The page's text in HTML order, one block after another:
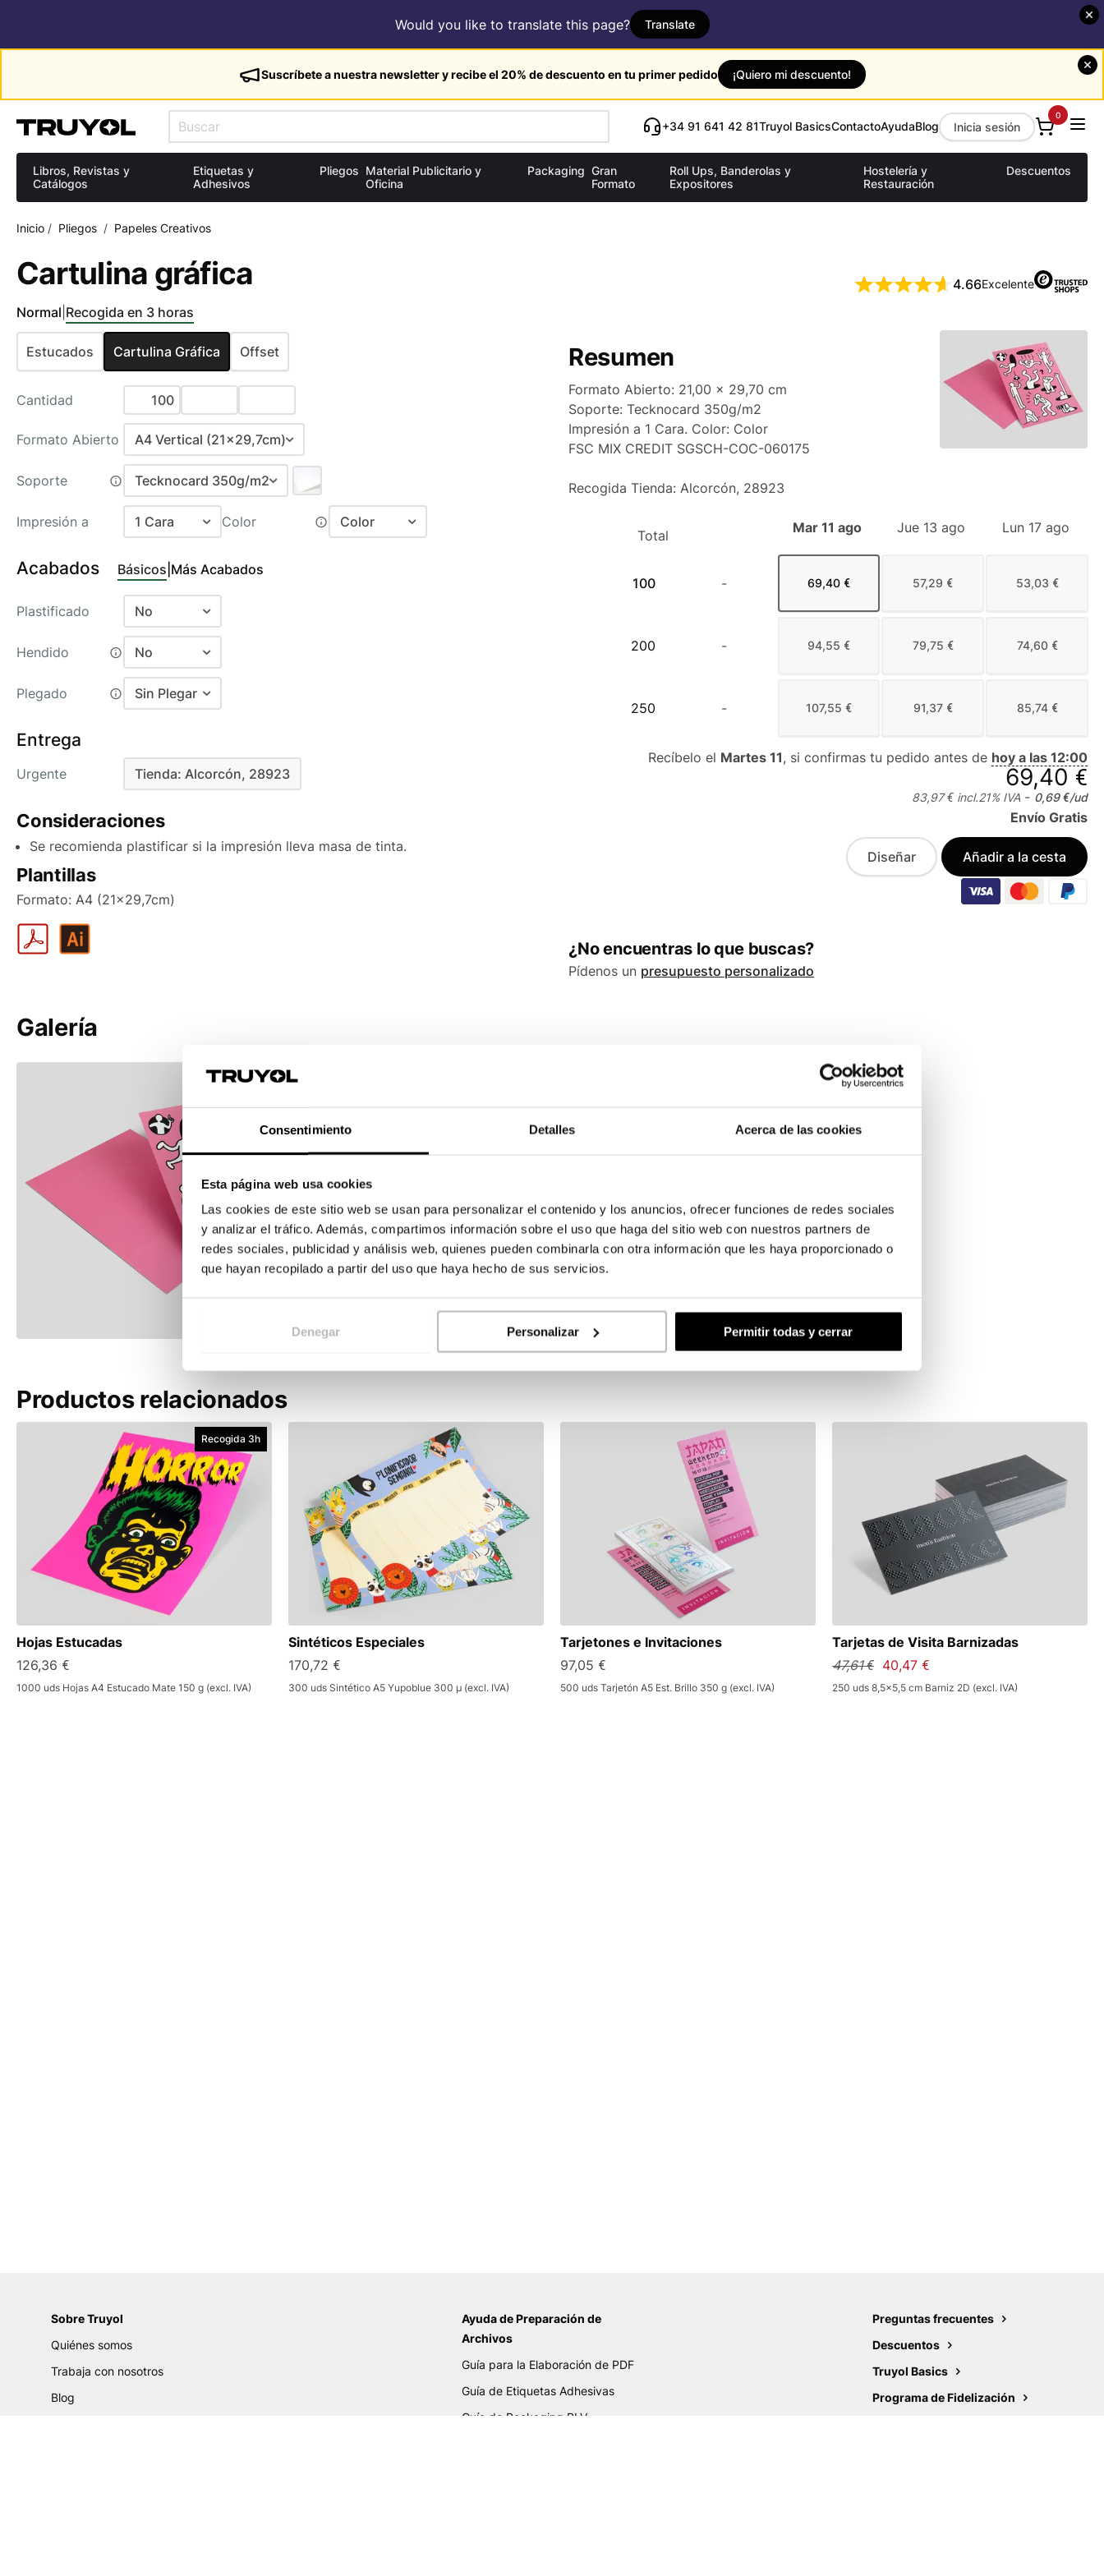
Consentimiento Detalles Acerca de las cookies
Esta página web usa cookies
Las cookies de este sitio web se usan para personalizar el contenido y los anuncios, ofrecer funciones de redes sociales
y analizar el tráfico. Además, compartimos información sobre el uso que haga del sitio web con nuestros partners de
redes sociales, publicidad y análisis web, quienes pueden combinarla con otra información que les haya proporcionado o
que hayan recopilado a partir del uso que haya hecho de sus servicios.
Denegar Personalizar Permitir todas y cerrar
Would you like to translate this page? Translate
Suscríbete a nuestra newsletter y recibe el 20% de descuento en tu primer pedido ¡Quiero mi descuento!
+34 91 641 42 81Truyol BasicsContactoAyudaBlog Inicia sesión
0
Libros, Revistas y
Catálogos
Etiquetas y
Adhesivos
Pliegos Material Publicitario y
Oficina
Packaging Gran
Formato
Roll Ups, Banderolas y
Expositores
Hostelería y
Restauración
Descuentos
Inicio / Pliegos / Papeles Creativos
Cartulina gráfica
Normal Recogida en 3 horas
4.66Excelente
Estucados Cartulina Gráfica Offset
Cantidad
Formato Abierto
A4 Vertical (21x29,7cm)
A6 (14,8x10,5cm)
A5 Vertical (14,8x21cm)
A4 Vertical (21x29,7cm)
A3 Vertical (29,7x42cm)
Personalizado
Soporte
Tecknocard 350g/m2
Folding Simwhite 255 g/m2
Tecknocard 350g/m2
Recomendado
Impresión a
1 Cara
2 Caras
Color Color
Acabados Básicos Más Acabados
Plastificado
No
No
Mate Antiarañazos 30µ
Brillo 23µ
Hendido
No
No
Si
Plegado
Sin Plegar
Tríptico Envolvente
Tríptico Ventana
Entrega
Urgente
Tienda: Alcorcón, 28923
Consideraciones
Se recomienda plastificar si la impresión lleva masa de tinta.
Plantillas
Formato: A4 (21x29,7cm)
Resumen
Formato Abierto: 21,00 x 29,70 cm
Soporte: Tecknocard 350g/m2
Impresión a 1 Cara. Color: Color
FSC MIX CREDIT SGSCH-COC-060175
Recogida Tienda: Alcorcón, 28923
Total Mar 11 ago Jue 13 ago Lun 17 ago
100 - 69,40 € 57,29 € 53,03 €
200 - 94,55 € 79,75 € 74,60 €
250 - 107,55 € 91,37 € 85,74 €
Recíbelo el Martes 11, si confirmas tu pedido antes de hoy a las 12:00
69,40 €
83,97 € incl.21% IVA - 0,69 €/ud
Envío Gratis
Diseñar Añadir a la cesta
¿No encuentras lo que buscas?
Pídenos un presupuesto personalizado
Galería
Productos relacionados
Recogida 3h
Hojas Estucadas
126,36 €
1000 uds Hojas A4 Estucado Mate 150 g (excl. IVA)
Sintéticos Especiales
170,72 €
300 uds Sintético A5 Yupoblue 300 µ (excl. IVA)
Tarjetones e Invitaciones
97,05 €
500 uds Tarjetón A5 Est. Brillo 350 g (excl. IVA)
Tarjetas de Visita Barnizadas
47,61 € 40,47 €
250 uds 8,5x5,5 cm Barniz 2D (excl. IVA)
Sobre Truyol
Quiénes somos
Trabaja con nosotros
Blog
Ayuda de Preparación de
Archivos
Guía para la Elaboración de PDF
Guía de Etiquetas Adhesivas
Guía de Packaging PLV
Preguntas frecuentes
Descuentos
Truyol Basics
Programa de Fidelización